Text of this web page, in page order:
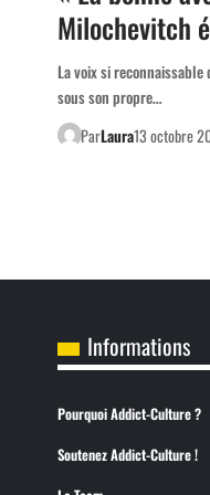
Milochevitch
La voix si
sous son propre…
ParLaura13 octobre
Informations
Pourquoi Addict-Culture ?
Soutenez Addict-Culture !